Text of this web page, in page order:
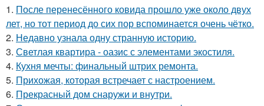
1. После перенесённого ковида прошло уже около двух
лет, но тот период до сих пор вспоминается очень чётко.
2. Недавно узнала одну странную историю.
3. Светлая квартира - оазис с элементами экостиля.
4. Кухня мечты: финальный штрих ремонта.
5. Прихожая, которая встречает с настроением.
6. Прекрасный дом снаружи и внутри.